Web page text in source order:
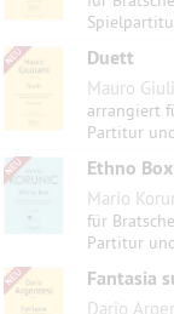
Duett
Mauro
arrangiert
Partitur
Ethno Box
Mario
für
Partitur
Fantasia
Dario